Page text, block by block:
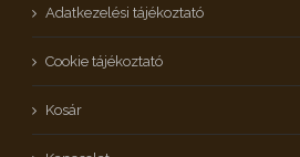
Adatkezelési tájékoztató
Cookie tájékoztató
Kosár